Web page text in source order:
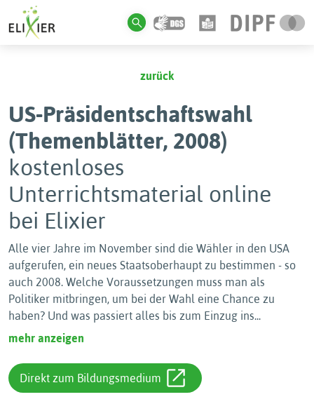
zurück
US-Präsidentschaftswahl
(Themenblätter, 2008)
kostenloses
Unterrichtsmaterial online
bei Elixier
Alle vier Jahre im November sind die Wähler in den USA
aufgerufen, ein neues Staatsoberhaupt zu bestimmen - so
auch 2008. Welche Voraussetzungen muss man als
Politiker mitbringen, um bei der Wahl eine Chance zu
haben? Und was passiert alles bis zum Einzug ins...
mehr anzeigen
Direkt zum Bildungsmedium